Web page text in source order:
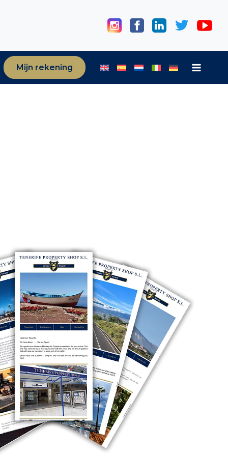
Mijn rekening